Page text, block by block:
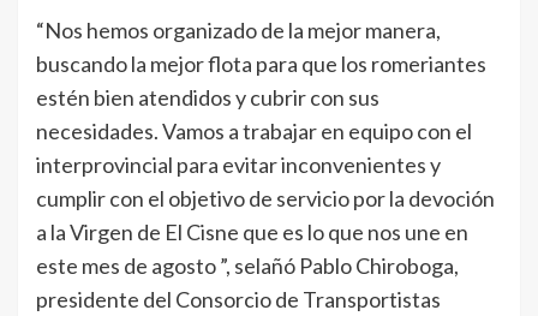
“Nos hemos organizado de la mejor manera,
buscando la mejor flota para que los romeriantes
estén bien atendidos y cubrir con sus
necesidades. Vamos a trabajar en equipo con el
interprovincial para evitar inconvenientes y
cumplir con el objetivo de servicio por la devoción
a la Virgen de El Cisne que es lo que nos une en
este mes de agosto ”, selañó Pablo Chiroboga,
presidente del Consorcio de Transportistas